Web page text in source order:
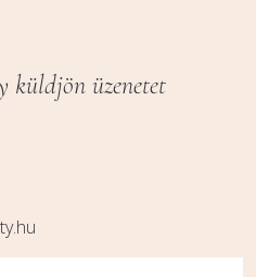
küldjön üzenetet